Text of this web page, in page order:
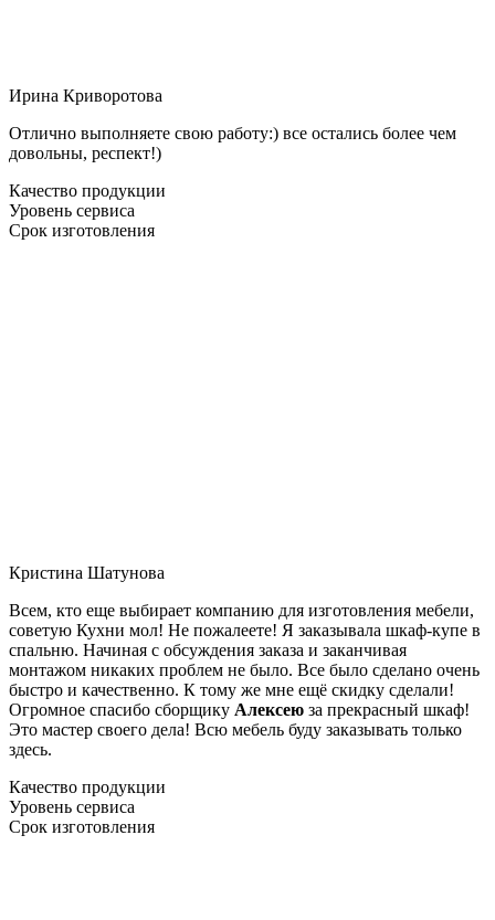
Ирина Криворотова
Отлично выполняете свою работу:) все остались более чем
довольны, респект!)
Качество продукции
Уровень сервиса
Срок изготовления
Кристина Шатунова
Всем, кто еще выбирает компанию для изготовления мебели,
советую Кухни мол! Не пожалеете! Я заказывала шкаф-купе в
спальню. Начиная с обсуждения заказа и заканчивая
монтажом никаких проблем не было. Все было сделано очень
быстро и качественно. К тому же мне ещё скидку сделали!
Огромное спасибо сборщику Алексею за прекрасный шкаф!
Это мастер своего дела! Всю мебель буду заказывать только
здесь.
Качество продукции
Уровень сервиса
Срок изготовления